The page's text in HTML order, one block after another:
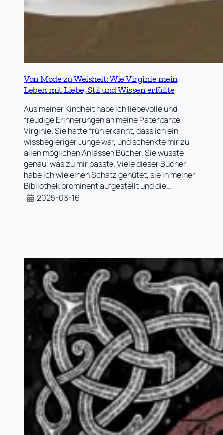
Von Mode zu Weisheit: Wie Virginie mein
Leben mit Liebe, Stil und Wissen erfüllte
Aus meiner Kindheit habe ich liebevolle und
freudige Erinnerungen an meine Patentante
Virginie. Sie hatte früh erkannt, dass ich ein
wissbegieriger Junge war, und schenkte mir zu
allen möglichen Anlässen Bücher. Sie wusste
genau, was zu mir passte. Viele dieser Bücher
habe ich wie einen Schatz gehütet, sie in meiner
Bibliothek prominent aufgestellt und die…
2025-03-16